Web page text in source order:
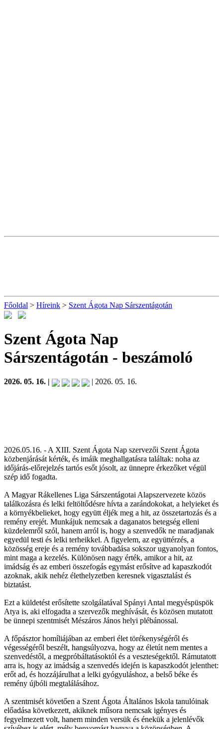
Főoldal > Híreink > Szent Ágota Nap Sárszentágotán
Szent Ágota Nap
Sárszentágotán - beszámoló
2026. 05. 16. | | 2026. 05. 16.
2026.05.16. - A XIII. Szent Ágota Nap szervezői Szent Ágota
közbenjárását kérték, és imáik meghallgatásra találtak: noha az
időjárás-előrejelzés tartós esőt jósolt, az ünnepre érkezőket végül
szép idő fogadta.
A Magyar Rákellenes Liga Sárszentágotai Alapszervezete közös
találkozásra és lelki feltöltődésre hívta a zarándokokat, a helyieket és
a környékbelieket, hogy együtt éljék meg a hit, az összetartozás és a
remény erejét. Munkájuk nemcsak a daganatos betegség elleni
küzdelemről szól, hanem arról is, hogy a szenvedők ne maradjanak
egyedül testi és lelki terheikkel. A figyelem, az együttérzés, a
közösség ereje és a remény továbbadása sokszor ugyanolyan fontos,
mint maga a kezelés. Különösen nagy érték, amikor a hit, az
imádság és az emberi összefogás egymást erősítve ad kapaszkodót
azoknak, akik nehéz élethelyzetben keresnek vigasztalást és
biztatást.
Ezt a küldetést erősítette szolgálatával Spányi Antal megyéspüspök
Atya is, aki elfogadta a szervezők meghívását, és közösen mutatott
be ünnepi szentmisét Mészáros János helyi plébánossal.
A főpásztor homíliájában az emberi élet törékenységéről és
végességéről beszélt, hangsúlyozva, hogy az életút nem mentes a
szenvedéstől, a megpróbáltatásoktól és a veszteségektől. Rámutatott
arra is, hogy az imádság a szenvedés idején is kapaszkodót jelenthet:
erőt ad, és hozzájárulhat a lelki gyógyuláshoz, a belső béke és
remény újbóli megtalálásához.
A szentmisét követően a Szent Ágota Általános Iskola tanulóinak
előadása következett, akiknek műsora nemcsak igényes és
fegyelmezett volt, hanem minden versük és énekük a jelenlévők